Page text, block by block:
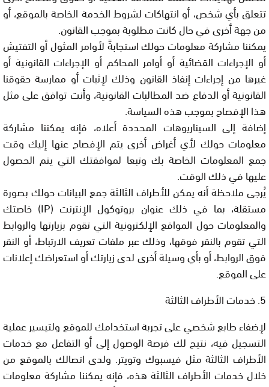
تتعلق بأي شخص، أو انتهاكات لشروط الخدمة الخاصة بالموقع، أو
من جهة أخرى في حال كانت مطلوبة بموجب القانون.
يمكننا مشاركة معلومات حولك استجابةً لأوامر المثول أو التفتيش
أو الإجراءات القضائية أو أوامر المحاكم أو الإجراءات القانونية أو
غيرها من إجراءات إنفاذ القانون وذلك لإثبات أو ممارسة حقوقنا
القانونية أو الدفاع ضد المطالبات القانونية، وأنت توافق على مثل
هذا الإفصاح بموجب هذه السياسة.
إضافة إلى السيناريوهات المحددة أعلاه، فإنه يمكننا مشاركة
معلومات حولك لأي أغراض أخرى يتم الإفصاح عنها إليك وقت
جمع المعلومات الخاصة بك وتبعا لموافقتك التي يتم الحصول
عليها في ذلك الوقت.
يُرجى ملاحظة أنه يمكن للأطراف الثالثة جمع البيانات حولك بصورة
مستقلة، بما في ذلك عنوان بروتوكول الإنترنت (IP) خاصتك
والمعلومات حول المواقع الإلكترونية التي تقوم بزيارتها والروابط
التي تقوم بالنقر فوقها، وذلك عبر ملفات تعريف الارتباط، أو النقر
فوق الروابط، أو بأي وسيلة أخرى لدى زيارتك أو استعراضك إعلانات
على الموقع.
5. خدمات الأطراف الثالثة
لإضفاء طابع شخصي على تجربة استخدامك للموقع ولتيسير عملية
التسجيل فيه، نتيح لك فرصة الوصول إلى أو التفاعل مع خدمات
الأطراف الثالثة مثل فيسبوك وتويتر. ولدى اتصالك بالموقع من
خلال خدمات الأطراف الثالثة هذه، فإنه يمكننا مشاركة معلومات